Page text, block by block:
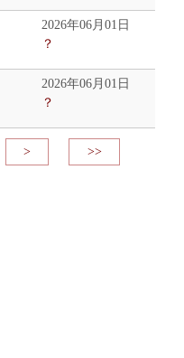
2026年06月01日
？
2026年06月01日
？
> >>